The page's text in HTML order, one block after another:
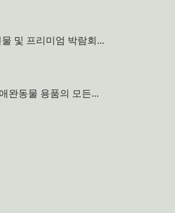
및 프리미엄 박람회...
완동물 용품의 모든...